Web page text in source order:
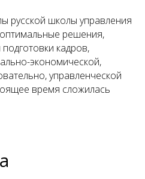
русской школы управления
решения,
кадров,
экономической,
управленческой
время сложилась